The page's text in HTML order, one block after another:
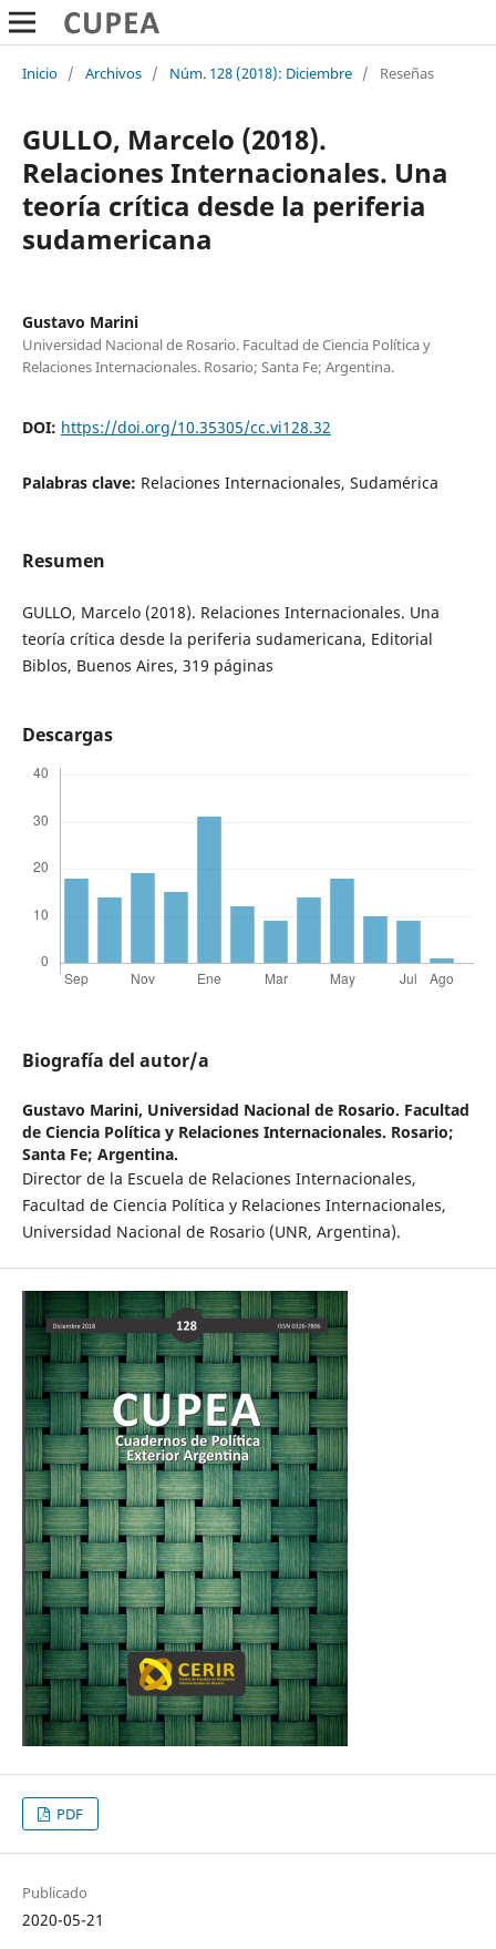
Inicio / Archivos / Núm. 128 (2018): Diciembre / Reseñas
GULLO, Marcelo (2018).
Relaciones Internacionales. Una
teoría crítica desde la periferia
sudamericana
Gustavo Marini
Universidad Nacional de Rosario. Facultad de Ciencia Política y
Relaciones Internacionales. Rosario; Santa Fe; Argentina.
DOI: https://doi.org/10.35305/cc.vi128.32
Palabras clave: Relaciones Internacionales, Sudamérica
Resumen
GULLO, Marcelo (2018). Relaciones Internacionales. Una
teoría crítica desde la periferia sudamericana, Editorial
Biblos, Buenos Aires, 319 páginas
Descargas
Biografía del autor/a
Gustavo Marini, Universidad Nacional de Rosario. Facultad
de Ciencia Política y Relaciones Internacionales. Rosario;
Santa Fe; Argentina.
Director de la Escuela de Relaciones Internacionales,
Facultad de Ciencia Política y Relaciones Internacionales,
Universidad Nacional de Rosario (UNR, Argentina).
PDF
Publicado
2020-05-21